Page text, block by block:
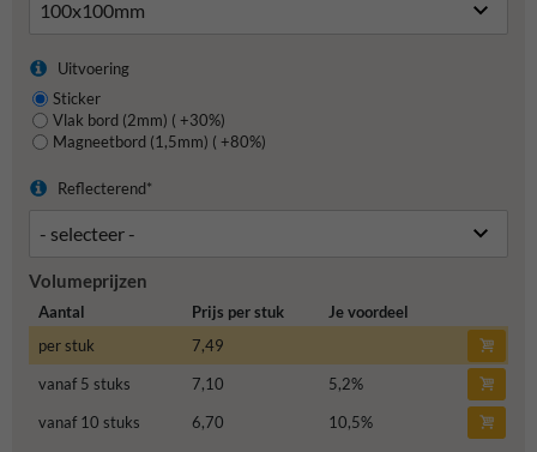
Uitvoering
Sticker
Vlak bord (2mm) ( +30%)
Magneetbord (1,5mm) ( +80%)
Reflecterend*
Volumeprijzen
Aantal Prijs per stuk
Je voordeel
per stuk
7,49
vanaf 5 stuks
7,10 5,2%
vanaf 10 stuks
6,70 10,5%